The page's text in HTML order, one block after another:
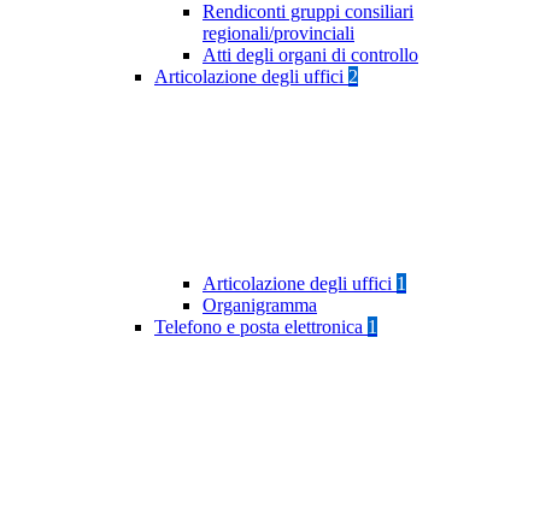
Rendiconti gruppi consiliari
regionali/provinciali
Atti degli organi di controllo
Articolazione degli uffici 2
Articolazione degli uffici 1
Organigramma
Telefono e posta elettronica 1